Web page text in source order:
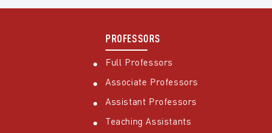
PROFESSORS
Full Professors
Associate Professors
Assistant Professors
Teaching Assistants